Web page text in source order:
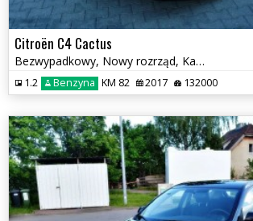
Citroën C4 Cactus
Bezwypadkowy, Nowy rozrząd, Kamera cofania, Podgrzewane fotele
1.2 Benzyna KM 82 2017 132000